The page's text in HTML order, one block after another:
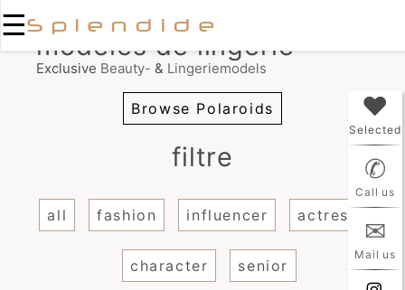
☰Splendide
♥
Selected
✆
Call us
✉
Mail us
modèles de lingerie
Exclusive Beauty- & Lingeriemodels
Browse Polaroids
filtre
all fashion influencer actress
character senior